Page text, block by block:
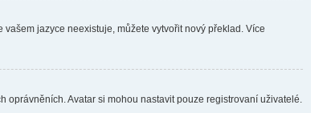
jazyce neexistuje, můžete vytvořit nový překlad. Více
oprávněních. Avatar si mohou nastavit pouze registrovaní uživatelé.